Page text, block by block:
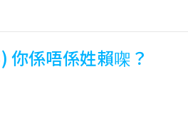
你係唔係姓賴㗎？